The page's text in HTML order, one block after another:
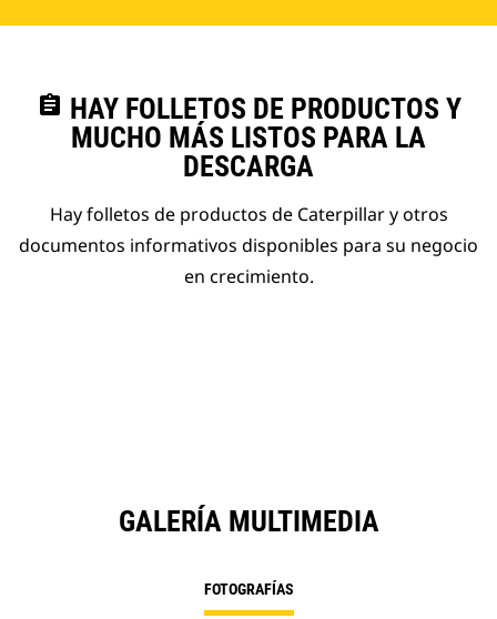
assignment HAY FOLLETOS DE PRODUCTOS Y
MUCHO MÁS LISTOS PARA LA
DESCARGA
Hay folletos de productos de Caterpillar y otros
documentos informativos disponibles para su negocio
en crecimiento.
GALERÍA MULTIMEDIA
FOTOGRAFÍAS